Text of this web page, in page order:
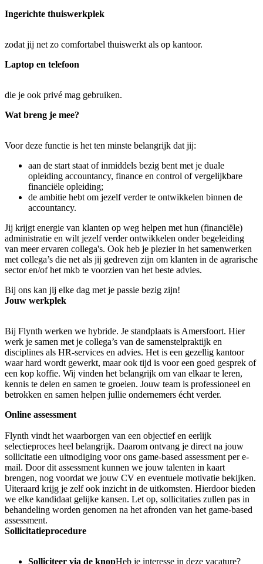
Ingerichte thuiswerkplek
zodat jij net zo comfortabel thuiswerkt als op kantoor.
Laptop en telefoon
die je ook privé mag gebruiken.
Wat breng je mee?
Voor deze functie is het ten minste belangrijk dat jij:
aan de start staat of inmiddels bezig bent met je duale
opleiding accountancy, finance en control of vergelijkbare
financiële opleiding;
de ambitie hebt om jezelf verder te ontwikkelen binnen de
accountancy.
Jij krijgt energie van klanten op weg helpen met hun (financiële)
administratie en wilt jezelf verder ontwikkelen onder begeleiding
van meer ervaren collega's. Ook heb je plezier in het samenwerken
met collega’s die net als jij gedreven zijn om klanten in de agrarische
sector en/of het mkb te voorzien van het beste advies.
Bij ons kan jij elke dag met je passie bezig zijn!
Jouw werkplek
Bij Flynth werken we hybride. Je standplaats is Amersfoort. Hier
werk je samen met je collega’s van de samenstelpraktijk en
disciplines als HR-services en advies. Het is een gezellig kantoor
waar hard wordt gewerkt, maar ook tijd is voor een goed gesprek of
een kop koffie. Wij vinden het belangrijk om van elkaar te leren,
kennis te delen en samen te groeien. Jouw team is professioneel en
betrokken en samen helpen jullie ondernemers écht verder.
Online assessment
Flynth vindt het waarborgen van een objectief en eerlijk
selectieproces heel belangrijk. Daarom ontvang je direct na jouw
sollicitatie een uitnodiging voor ons game-based assessment per e-
mail. Door dit assessment kunnen we jouw talenten in kaart
brengen, nog voordat we jouw CV en eventuele motivatie bekijken.
Uiteraard krijg je zelf ook inzicht in de uitkomsten. Hierdoor bieden
we elke kandidaat gelijke kansen. Let op, sollicitaties zullen pas in
behandeling worden genomen na het afronden van het game-based
assessment.
Sollicitatieprocedure
Solliciteer via de knopHeb je interesse in deze vacature?